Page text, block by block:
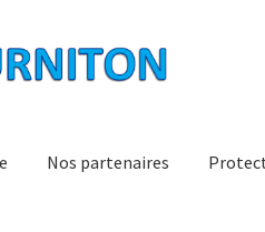
Nos partenaires